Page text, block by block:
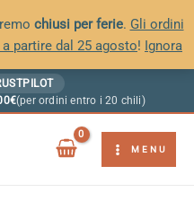
chiusi per ferie. Gli ordini
partire dal 25 agosto! Ignora
(per ordini entro i 20 chili)
MENU